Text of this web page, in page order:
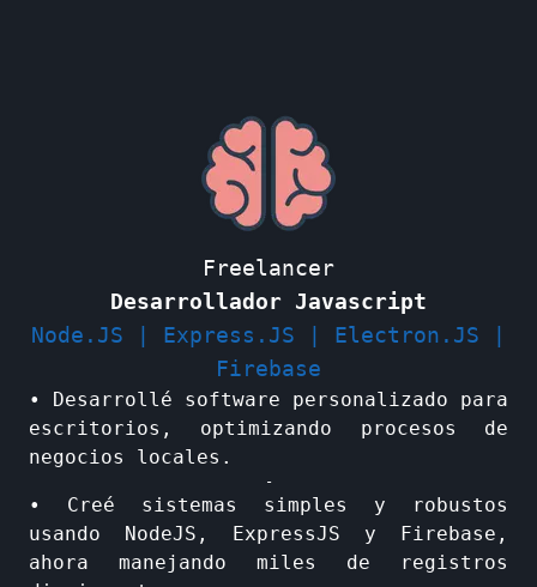
Freelancer
Desarrollador Javascript
Node.JS | Express.JS | Electron.JS |
Firebase
• Desarrollé software personalizado para
escritorios, optimizando procesos de
negocios locales.
-
• Creé sistemas simples y robustos
usando NodeJS, ExpressJS y Firebase,
ahora manejando miles de registros